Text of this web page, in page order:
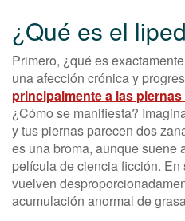
¿Qué es el
Primero, ¿qué es
una afección crónica y
principalmente a las piernas
¿Cómo se manifiesta?
y tus piernas parecen dos
es una broma, aunque suene
película de ciencia ficción.
vuelven
acumulación anormal de